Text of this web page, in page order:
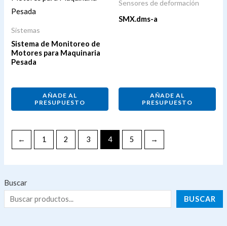
Buscar
BUSCAR
Sistemas
Sistema de Monitoreo de
Motores para Maquinaria
Pesada
AÑADE AL
PRESUPUESTO
Sensores de deformación
SMX.dms-a
AÑADE AL
PRESUPUESTO
← 1 2 3 4 5 →